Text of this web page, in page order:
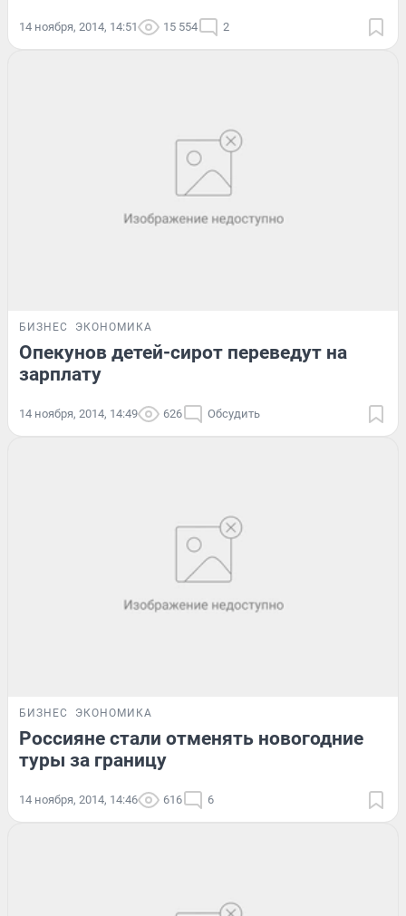
14 ноября, 2014, 14:51 15 554 2
БИЗНЕС ЭКОНОМИКА
Опекунов детей-сирот переведут на
зарплату
14 ноября, 2014, 14:49 626 Обсудить
БИЗНЕС ЭКОНОМИКА
Россияне стали отменять новогодние
туры за границу
14 ноября, 2014, 14:46 616 6